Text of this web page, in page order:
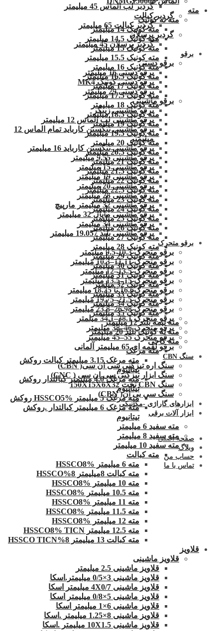
گردبر لب الماس 45 میلیمتر
گردبر کبالت
گردبر کبالت 65 میلیمتر
گردبر پرسلان
گردبر پرسلان 45 میلیمتر
برقو
برقو دستی
برقو دستی 16 میلیمتر
برقو دستی کونیک MK4
برقو دستی 29 میلیمتر
برقو ماشینی
برقو ماشینی زینگر
برقو ماشینی لب الماس 12 میلیمتر
برقو ماشینی تنگستن کارباید تمام الماس 12
میلیمتر
برقو ماشینی تنگستن کارباید 16 میلیمتر
برقو ماشینی 9.55 میلیمتر
برقو ماشینی 15 میلیمتر
برقو ماشینی 19 میلیمتر
برقو ماشینی 20 میلیمتر
برقو ماشینی 28 میلیمتر
برقو ماشینی 32 میلیمتر مارپیچ
برقو ماشینی ماپال 32 میلیمتر
برقو ماشینی 34 میلیمتر
برقو ماشینی بلند 19.057 میلیمتر
برقو متحرک
برقو متحرک 10.3-9.5 میلیمتر
برقو متحرک 11.11–10.3 میلیمتر
برقو متحرک 13.5–12 میلیمتر
برقو متحرک 15–13.5 میلیمتر
برقو متحرک16.6 تا 18.25 میلیمتر
برقو متحرک 21.5–19.75 میلیمتر
برقو متحرک 26.98–23.8 میلیمتر
برقو متحرک 38.1–34.1 میلمتر
برقو متحرک 46–38 میلیمتر
برقو متحرک 55–45 میلیمتر
برقو لقمه ای 65 میلیمتر آلمانی
سنگ CBN
سنگ اره تیزکنی سی ان سی( CBN)
سنگ ابزار تیزکنی سی ان سی ( CNC)
سنگ CBN تخت 150X15X6X32
سنگ سی بی ان( CBN)
ابزارهای گاراژی -مکانیکی
ابزار آلات برقی
صفحه اصلی
وبلاگ
حساب من
تماس با ما
مته
مته ته کونیک
مته کونیک 14 میلیمتر
مته کونیک 14.5 میلیمتر
مته کونیک 15 میلیمتر
مته کونیک 15.5 میلیمتر
مته کونیک 16 میلیمتر
مته کونیک 16.5 میلیمتر
مته کونیک 17 میلیمتر
مته کونیک 17.5 میلیمتر
مته کونیک 18 میلیمتر
مته کونیک 18.5 میلیمتر
مته کونیک 19 میلیمتر
مته کونیک 19.5 میلیمتر
مته کونیک 20 میلیمتر
مته کونیک 20.5 میلیمتر
مته کونیک 21 میلیمتر
مته کونیک 21.5 میلیمتر
مته کونیک 22 میلیمتر
مته کونیک 22.5 میلیمتر
مته کونیک 23 میلیمتر
مته کونیک 24 میلیمتر
مته کونیک 25 میلیمتر
مته کونیک 26 میلیمتر
مته کونیک 27 میلیمتر
مته کونیک 28 میلیمتر
مته کونیک 29 میلیمتر
مته کونیک 30 میلیمتر
مته کونیک 31 میلیمتر
مته کونیک 32 میلمتر
مته کونیک 33 میلیمتر
مته کونیک 34 میلیمتر
مته کونیک 35 میلیمتر
مته نیمه بلند 12 میلیمتر
مته ته کونیک بلند 20 میلیمتر
مته کاجی
مته مرغک
مته مرغک 3.15 میلیمتر کبالت روکش
تیتانیوم
مته مرغک 4.0 میلیمتر کبالتدار روکش
تیتانیوم
مته مرغک 5 میلیمتر HSSCO5% روکش
مته مرغک 6 میلیمتر کبالتدار .روکش
تیتانیوم
مته سفید 6 میلیمتر
مته سفید 8 میلیمتر
مته سفید 10 میلیمتر
مته کبالت
مته 6 میلیمتر HSSCO8%
مته کبالت 8میلیمتر 8%HSSCO
مته 10 میلیمتر HSSCO8%
مته 10.5 میلیمتر HSSCO8%
مته 11 میلیمتر HSSCO8%
مته 11.5 میلیمتر HSSCO8%
مته 12 میلیمتر HSSCO8%
مته 12.5 میلیمتر HSSCO8% TICN
مته کبالت 13 میلیمتر 8%HSSCO TICN
قلاویز
قلاویز ماشینی
قلاویز ماشینی 2.5 میلیمتر
قلاویز ماشینی 3×0/5 میلیمتر.اسکا
قلاویز ماشینی 4X0/7 میلیمتر اسکا
قلاویز ماشینی 5×0/8 میلیمتر اسکا
قلاویز ماشینی 6×1 میلیمتر اسکا
قلاویز ماشینی 8×1.25 میلیمتر .اسکا
قلاویز ماشینی 10X1.5 میلیمتر .اسکا